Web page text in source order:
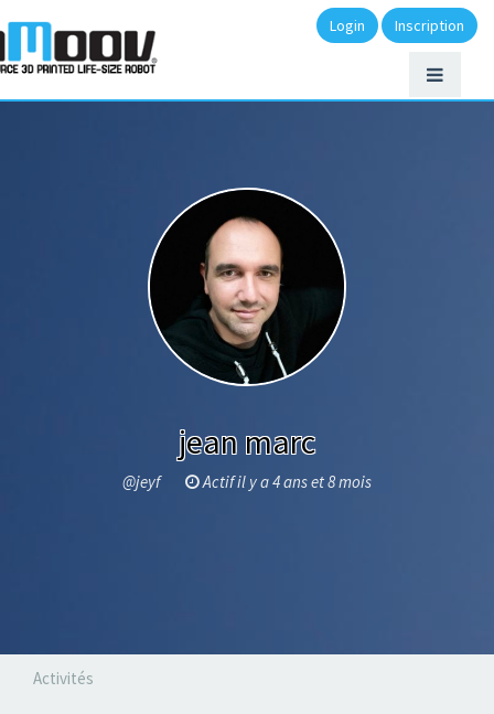
Login Inscription
jean marc
@jeyf Actif il y a 4 ans et 8 mois
Activités